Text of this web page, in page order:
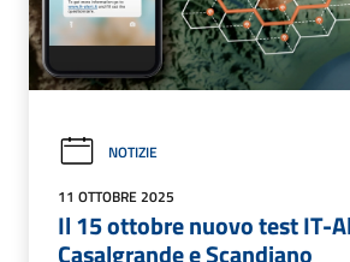
NOTIZIE
11 OTTOBRE 2025
Il 15 ottobre nuovo test IT-
Casalgrande e Scandiano